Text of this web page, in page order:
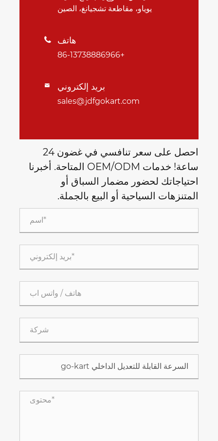
يوياو، مقاطعة تشجيانغ، الصين
 هاتف
+86-13738886966
 بريد إلكتروني
sales@jdfgokart.com
احصل على سعر تنافسي في غضون 24
ساعة! خدمات OEM/ODM المتاحة. أخبرنا
احتياجاتك لحضور مضمار السباق أو
المتنزهات السياحية أو البيع بالجملة.